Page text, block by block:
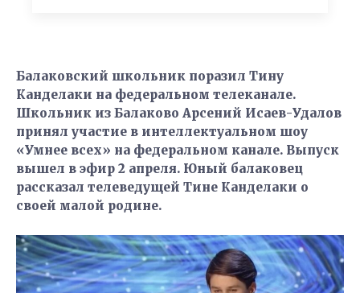
Балаковский школьник поразил Тину
Канделаки на федеральном телеканале.
Школьник из Балаково Арсений Исаев-Удалов
принял участие в интеллектуальном шоу
«Умнее всех» на федеральном канале. Выпуск
вышел в эфир 2 апреля. Юный балаковец
рассказал телеведущей Тине Канделаки о
своей малой родине.